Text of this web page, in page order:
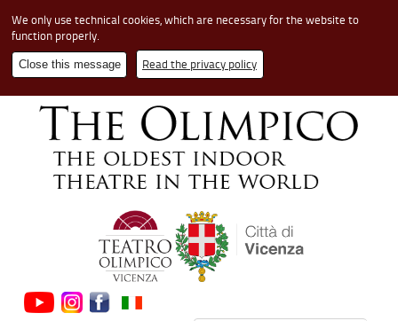
We only use technical cookies, which are necessary for the website to
function properly.
Close this message Read the privacy policy